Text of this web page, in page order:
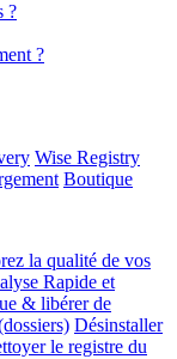
?
?
Wise Registry
Boutique
la qualité de vos
Rapide et
& libérer de
Désinstaller
le registre du